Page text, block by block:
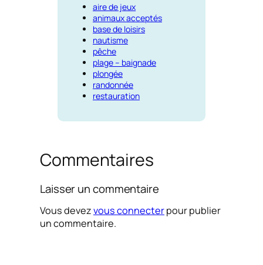
aire de jeux
animaux acceptés
base de loisirs
nautisme
pêche
plage – baignade
plongée
randonnée
restauration
Commentaires
Laisser un commentaire
Vous devezvous connecterpour publier
un commentaire.